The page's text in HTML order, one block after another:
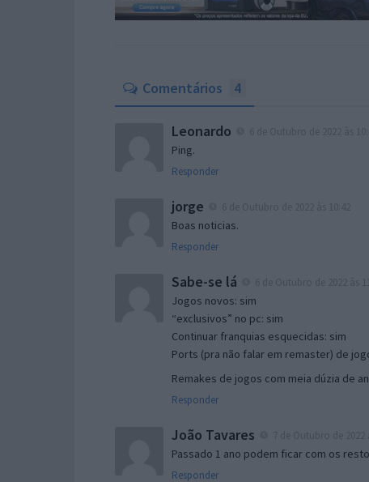
Comentários 4
Leonardo
Ping.
Responder
jorge
Boas noticias.
Responder
Sabe-se lá
Jogos novos: sim
“exclusivos” no pc: sim
Continuar franquias esquecidas: sim
Ports (pra não falar em remaster) de
Remakes de jogos com meia dúzia de
Responder
João Tavares
Passado 1 ano podem ficar com os
Responder